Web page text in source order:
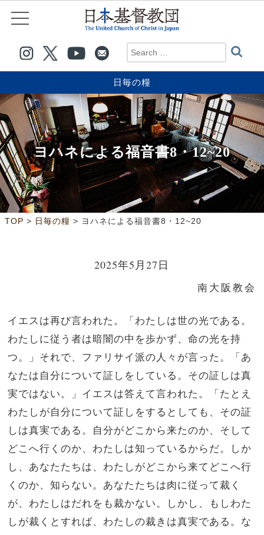
日毎の糧
ヨハネによる福音書8・12~20
TOP > 日毎の糧 > ヨハネによる福音書8・12~20
2025年5月27日
南大阪教会
イエスは再び言われた。「わたしは世の光である。
わたしに従う者は暗闇の中を歩かず、命の光を持
つ。」 それで、ファリサイ派の人々が言った。「あ
なたは自分について証しをしている。その証しは真
実ではない。」 イエスは答えて言われた。「たとえ
わたしが自分について証しをするとしても、その証
しは真実である。自分がどこから来たのか、そして
どこへ行くのか、わたしは知っているからだ。しか
し、あなたたちは、わたしがどこから来てどこへ行
くのか、知らない。 あなたたちは肉に従って裁く
が、わたしはだれをも裁かない。
しかし、もしわた
しが裁くとすれば、わたしの裁きは真実である。な